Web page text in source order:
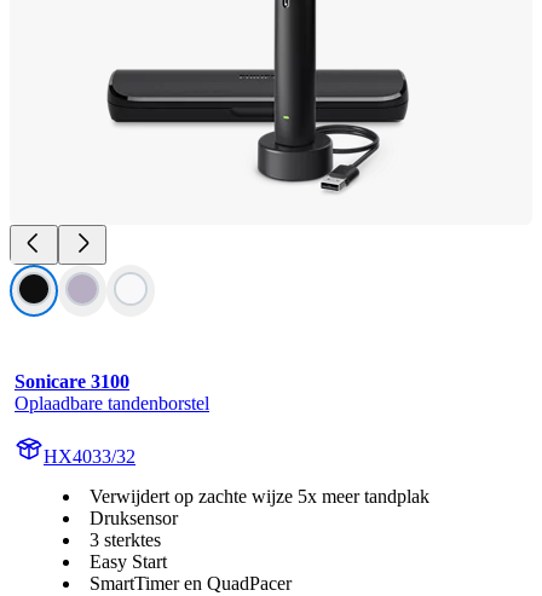
Sonicare 3100
Oplaadbare tandenborstel
HX4033/32
Verwijdert op zachte wijze 5x meer tandplak
Druksensor
3 sterktes
Easy Start
SmartTimer en QuadPacer